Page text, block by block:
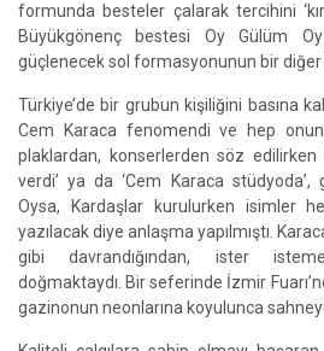
formunda besteler çalarak tercihini
Büyükgönenç bestesi Oy Gülüm
güçlenecek sol formasyonunun bir
Türkiye’de bir grubun kişiliğini basına
Cem Karaca fenomendi ve hep onun
plaklardan, konserlerden söz edilirken
verdi’ ya da ‘Cem Karaca stüdyoda’,
Oysa, Kardaşlar kurulurken isimler
yazılacak diye anlaşma yapılmıştı.
gibi davrandığından, ister
doğmaktaydı. Bir seferinde İzmir
gazinonun neonlarına koyulunca